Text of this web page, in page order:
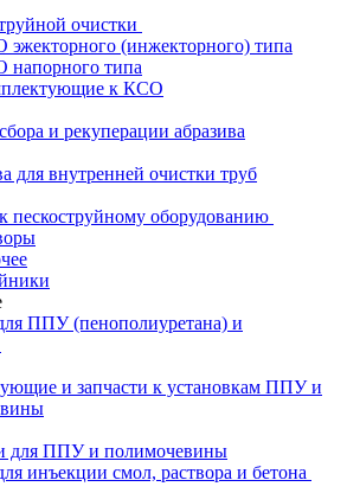
очистки
(инжекторного) типа
типа
к КСО
и рекуперации абразива
для внутренней очистки труб
пескоструйному оборудованию
ППУ (пенополиуретана) и
и запчасти к установкам ППУ и
для ППУ и полимочевины
инъекции смол, раствора и бетона